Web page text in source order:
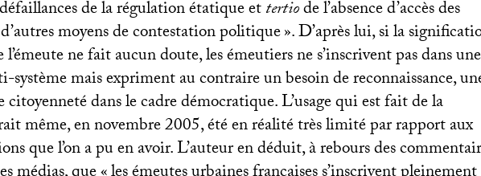
de la régulation étatique ettertiode l’absence d’accès des
moyens de contestation politique». D’après lui, si la
ne fait aucun doute, les émeutiers ne s’inscrivent pas dans une
système mais expriment au contraire un besoin de reconnaissance,
citoyenneté dans le cadre démocratique. L’usage qui est fait de la
même, en novembre 2005, été en réalité très limité par rapport aux
que l’on a pu en avoir. L’auteur en déduit, à rebours des